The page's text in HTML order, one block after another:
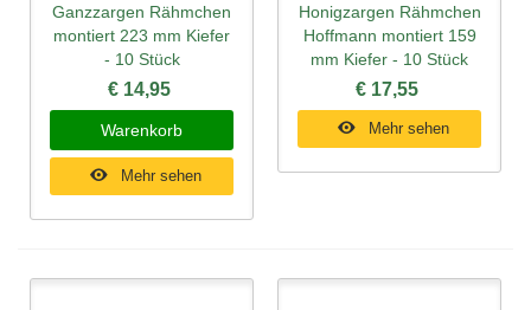
Ganzzargen Rähmchen
montiert 223 mm Kiefer
- 10 Stück
€ 14,95
Warenkorb
Mehr sehen
Honigzargen Rähmchen
Hoffmann montiert 159
mm Kiefer - 10 Stück
€ 17,55
Mehr sehen